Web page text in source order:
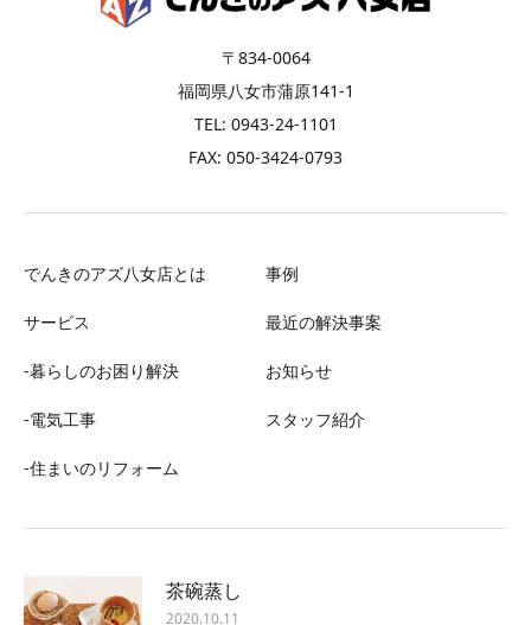
〒834-0064
福岡県八女市蒲原141-1
TEL: 0943-24-1101
FAX: 050-3424-0793
でんきのアズ八女店とは
サービス
-暮らしのお困り解決
-電気工事
-住まいのリフォーム
事例
最近の解決事案
お知らせ
スタッフ紹介
茶碗蒸し
2020.10.11